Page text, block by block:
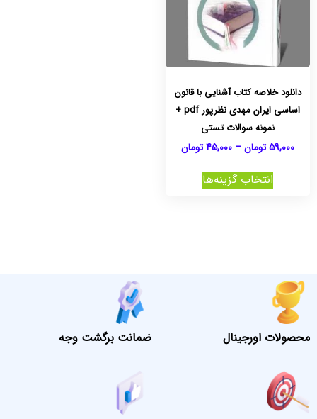
دانلود خلاصه کتاب آشنایی با قانون
اساسی ایران مهدی نظرپور pdf +
نمونه سوالات تستی
59,000تومان–
45,000تومان
انتخاب گزینه‌ها
محصولات اورجینال ضمانت برگشت وجه